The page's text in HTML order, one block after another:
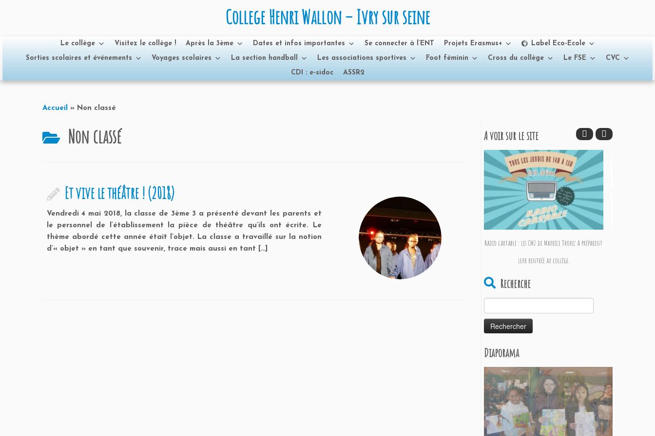
College Henri Wallon – Ivry sur seine
Le collège Visitez le collège ! Après la 3ème Dates et infos importantes Se connecter à l’ENT Projets Erasmus+
Label Eco-Ecole
Sorties scolaires et événements
Voyages scolaires La section handball Les associations sportives Foot féminin Cross du collège Le FSE
CVC
CDI : e-sidoc
ASSR2
Accueil » Non classé
Non classé
Et vive le théâtre ! (2018)
Vendredi 4 mai 2018, la classe de 3ème 3 a présenté devant les parents et
le personnel de l‘établissement la pièce de théâtre qu’ils ont écrite. Le
thème abordé cette année était l’objet. La classe a travaillé sur la notion
d’« objet » en tant que souvenir, trace mais aussi en tant […]
A voir sur le site
Radio cartable : les CM2 de Maurice Thorez A préparent
leur rentrée au collège.
Recherche
Diaporama